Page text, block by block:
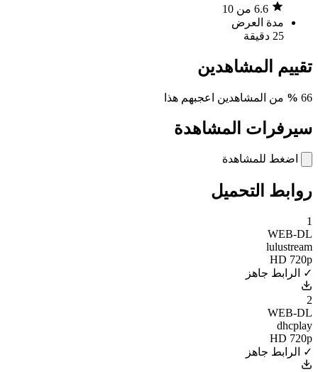
مدة العرض
25 دقيقة
تقييم المشاهدين
66
% من المشاهدين اعجبهم هذا
سيرفرات المشاهدة
اضغط للمشاهدة
روابط التحميل
1
WEB-DL
lulustream
HD 720p
✓ الرابط جاهز
2
WEB-DL
dhcplay
HD 720p
✓ الرابط جاهز